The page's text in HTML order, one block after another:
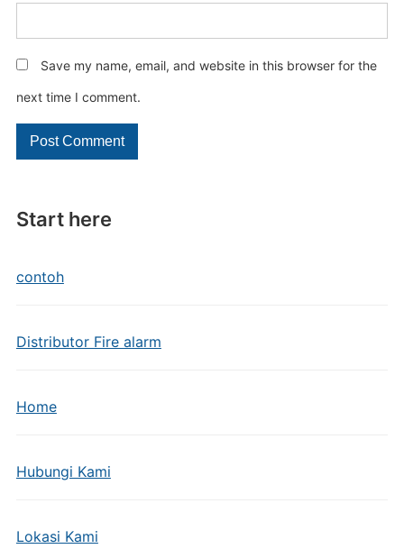
Start here
contoh
Distributor Fire alarm
Home
Hubungi Kami
Lokasi Kami
Save my name, email, and website in this browser for the
next time I comment.